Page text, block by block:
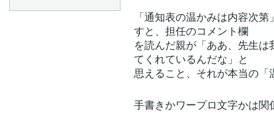
「通知表の温かみは内容次
すと、担任のコメント欄
を読んだ親が「ああ、先生
てくれているんだな」と
思えること、それが本当の
手書きかワープロ文字かは関